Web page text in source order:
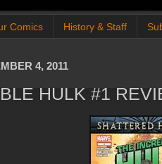
Comics History & Staff
4, 2011
HULK #1